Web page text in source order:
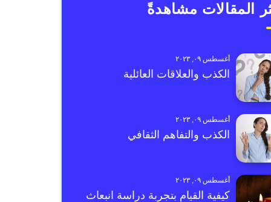
المقالات مشاهدةً
أغسطس ٠٩, ٢٠٢٣
الكذب والعلاقات العائلية
أغسطس ٠٩, ٢٠٢٣
الكذب والتفاهم الثقافي
أغسطس ٠٩, ٢٠٢٣
كيفية القيام بتجربة دراسة انبعاث